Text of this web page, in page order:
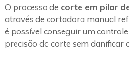
O processo de corte em pilar
através de cortadora manual
é possível conseguir um
precisão do corte sem danificar